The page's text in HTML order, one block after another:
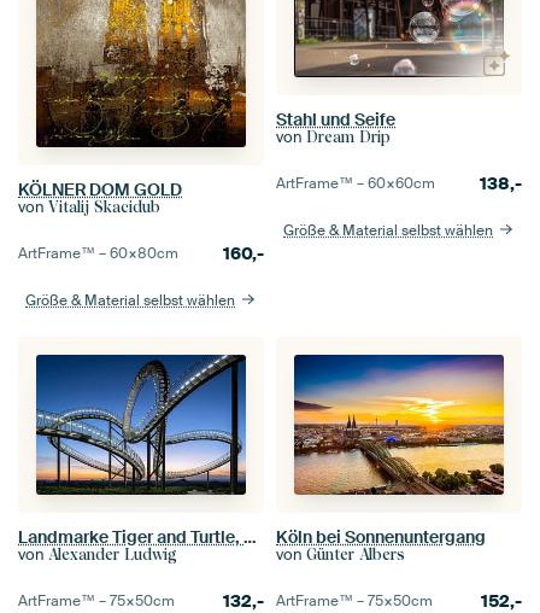
KÖLNER DOM GOLD
von Vitalij Skacidub
ArtFrame™ –60×80cm 160,-
Größe & Material selbst wählen
Stahl und Seife
von Dream Drip
ArtFrame™ –60×60cm 138,-
Größe & Material selbst wählen
Landmarke Tiger and Turtle, Duisburg, Deutschland
von Alexander Ludwig
ArtFrame™ –75×50cm 132,-
Köln bei Sonnenuntergang
von Günter Albers
ArtFrame™ –75×50cm 152,-